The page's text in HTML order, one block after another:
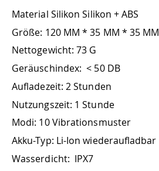
Material Silikon Silikon + ABS
Größe: 120 MM * 35 MM * 35 MM
Nettogewicht: 73 G
Geräuschindex: < 50 DB
Aufladezeit: 2 Stunden
Nutzungszeit: 1 Stunde
Modi: 10 Vibrationsmuster
Akku-Typ: Li-Ion wiederaufladbar
Wasserdicht: IPX7